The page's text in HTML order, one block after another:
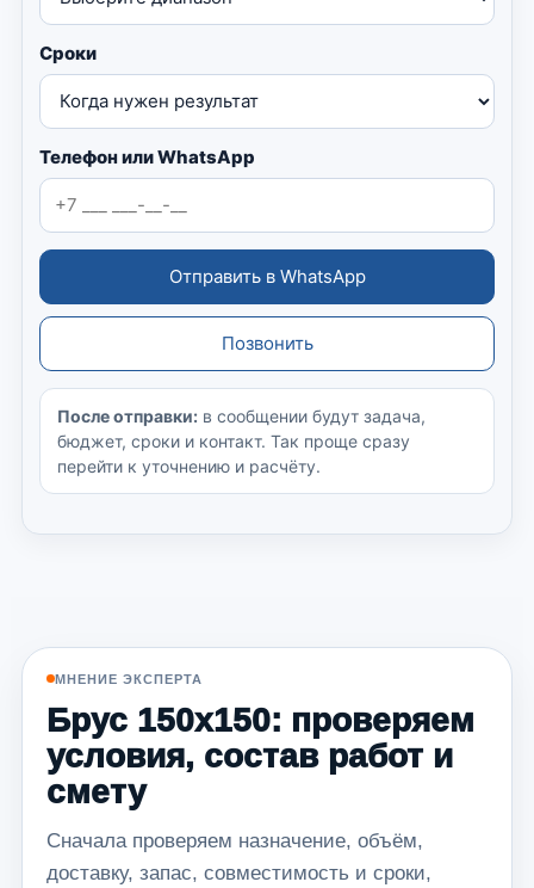
Сроки
Телефон или WhatsApp
Отправить в WhatsApp
Позвонить
После отправки: в сообщении будут задача,
бюджет, сроки и контакт. Так проще сразу
перейти к уточнению и расчёту.
МНЕНИЕ ЭКСПЕРТА
Брус 150х150: проверяем
условия, состав работ и
смету
Сначала проверяем назначение, объём,
доставку, запас, совместимость и сроки,